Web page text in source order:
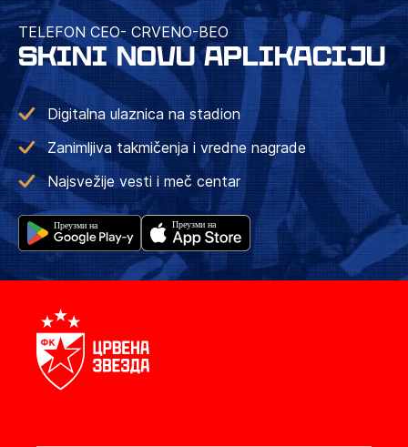
TELEFON CEO- CRVENO-BEO
SKINI NOVU APLIKACIJU
Digitalna ulaznica na stadion
Zanimljiva takmičenja i vredne nagrade
Najsvežije vesti i meč centar